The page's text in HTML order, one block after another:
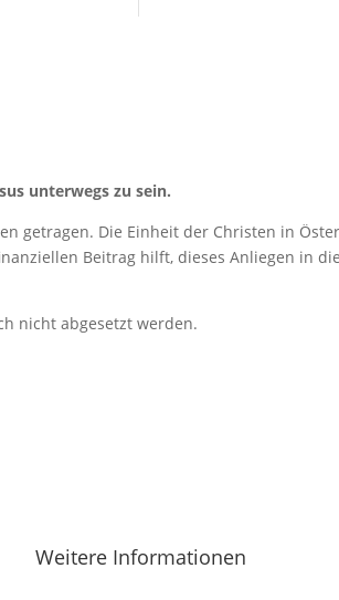
unterwegs zu sein.
getragen. Die Einheit der Christen in
Beitrag hilft, dieses Anliegen in
nicht abgesetzt werden.
Weitere Informationen